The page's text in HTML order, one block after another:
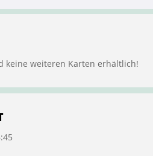
keine weiteren Karten erhältlich!